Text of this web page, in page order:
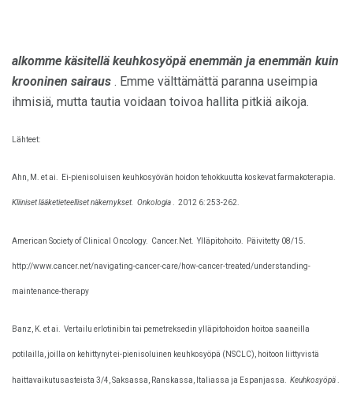
alkomme käsitellä keuhkosyöpä enemmän ja enemmän kuin
krooninen sairaus . Emme välttämättä paranna useimpia
ihmisiä, mutta tautia voidaan toivoa hallita pitkiä aikoja.
Lähteet:
Ahn, M. et ai. Ei-pienisoluisen keuhkosyövän hoidon tehokkuutta koskevat farmakoterapia.
Kliiniset lääketieteelliset näkemykset. Onkologia. 2012 6: 253-262.
American Society of Clinical Oncology. Cancer.Net. Ylläpitohoito. Päivitetty 08/15.
http://www.cancer.net/navigating-cancer-care/how-cancer-treated/understanding-
maintenance-therapy
Banz, K. et ai. Vertailu erlotinibin tai pemetreksedin ylläpitohoidon hoitoa saaneilla
potilailla, joilla on kehittynyt ei-pienisoluinen keuhkosyöpä (NSCLC), hoitoon liittyvistä
haittavaikutusasteista 3/4, Saksassa, Ranskassa, Italiassa ja Espanjassa. Keuhkosyöpä